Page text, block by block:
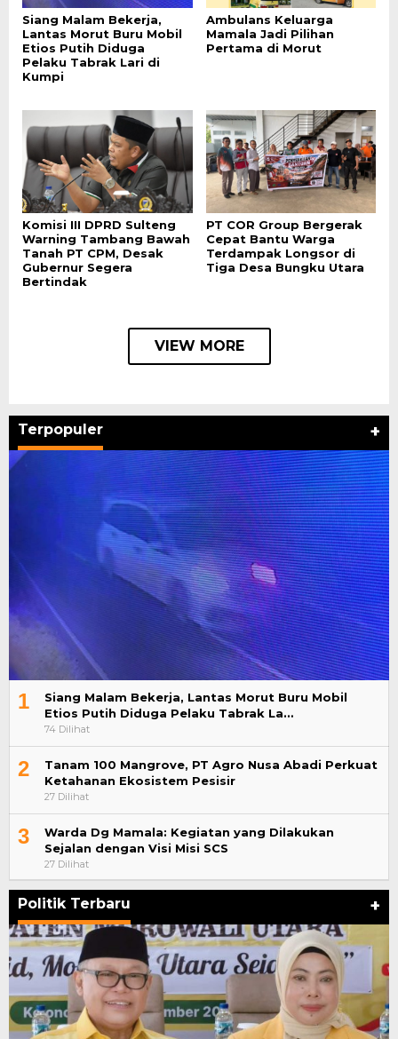
Siang Malam Bekerja,
Lantas Morut Buru Mobil
Etios Putih Diduga
Pelaku Tabrak Lari di
Kumpi
Ambulans Keluarga
Mamala Jadi Pilihan
Pertama di Morut
Komisi III DPRD Sulteng
Warning Tambang Bawah
Tanah PT CPM, Desak
Gubernur Segera
Bertindak
PT COR Group Bergerak
Cepat Bantu Warga
Terdampak Longsor di
Tiga Desa Bungku Utara
VIEW MORE
Terpopuler +
1
Siang Malam Bekerja, Lantas Morut Buru Mobil
Etios Putih Diduga Pelaku Tabrak La…
74 Dilihat
2
Tanam 100 Mangrove, PT Agro Nusa Abadi Perkuat
Ketahanan Ekosistem Pesisir
27 Dilihat
3
Warda Dg Mamala: Kegiatan yang Dilakukan
Sejalan dengan Visi Misi SCS
27 Dilihat
Politik Terbaru +